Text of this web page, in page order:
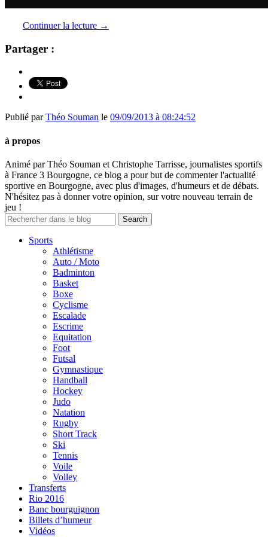
Continuer la lecture →
Partager :
Publié parThéo Souman le 09/09/2013 à 08:24:52
à propos
Animé par Théo Souman et Christophe Tarrisse, journalistes sportifs
à France 3 Bourgogne, ce blog a pour but de commenter l'actualité
sportive en Bourgogne, avec plus d'images, d'humeurs et de débats.
N'hésitez pas à donner votre opinion, sur votre nouveau terrain de
jeu !
Sports
Athlétisme
Auto / Moto
Badminton
Basket
Boxe
Cyclisme
Escalade
Escrime
Equitation
Foot
Futsal
Gymnastique
Handball
Hockey
Judo
Natation
Rugby
Short Track
Ski
Tennis
Voile
Volley
Transferts
Rio 2016
Banc bourguignon
Billets d’humeur
Vidéos